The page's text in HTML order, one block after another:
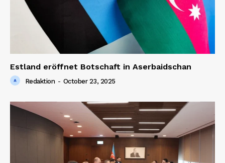
Magazine PRO
Estland eröffnet Botschaft in Aserbaidschan
Redaktion - October 23, 2025